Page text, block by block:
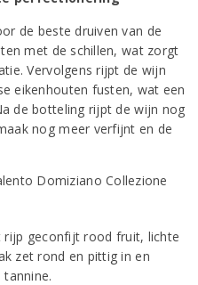
de beste druiven van de
met de schillen, wat zorgt
Vervolgens rijpt de wijn
eikenhouten fusten, wat een
de botteling rijpt de wijn nog
nog meer verfijnt en de
rijp geconfijt rood fruit, lichte
zet rond en pittig in en